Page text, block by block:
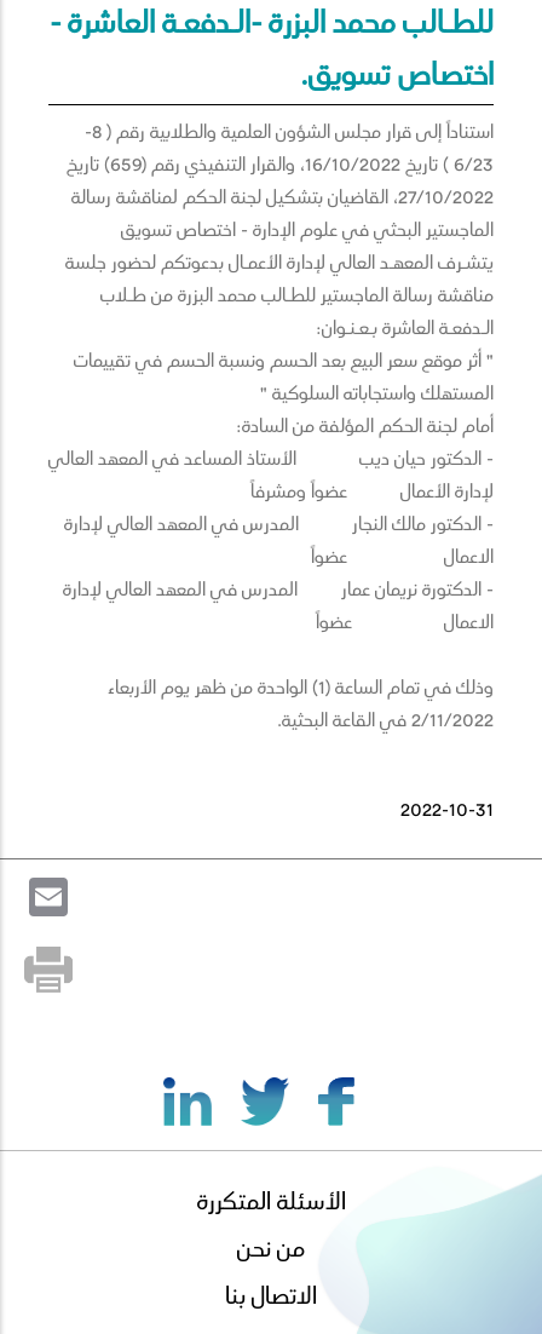
للطـالب محمد البزرة -الـدفعـة العاشرة -
اختصاص تسويق.
استناداً إلى قرار مجلس الشؤون العلمية والطلابية رقم ( 8-
6/23 ) تاريخ 16/10/2022، والقرار التنفيذي رقم (659) تاريخ
27/10/2022، القاضيان بتشكيل لجنة الحكم لمناقشة رسالة
الماجستير البحثي في علوم الإدارة - اختصاص تسويق
يتشـرف المعهـد العالي لإدارة الأعمـال بدعوتكم لحضور جلسة
مناقشة رسالة الماجستير للطـالب محمد البزرة من طـلاب
الـدفعـة العاشرة بـعـنـوان:
" أثر موقع سعر البيع بعد الحسم ونسبة الحسم في تقييمات
المستهلك واستجاباته السلوكية "
أمام لجنة الحكم المؤلفة من السادة:
- الدكتور حيان ديب الأستاذ المساعد في المعهد العالي
لإدارة الأعمال عضواً ومشرفاً
- الدكتور مالك النجار المدرس في المعهد العالي لإدارة
الاعمال عضواً
- الدكتورة نريمان عمار المدرس في المعهد العالي لإدارة
الاعمال عضواً
وذلك في تمام الساعة (1) الواحدة من ظهر يوم الأربعاء
2/11/2022 في القاعة البحثية.
2022-10-31
footer
الأسئلة المتكررة
من نحن
الاتصال بنا